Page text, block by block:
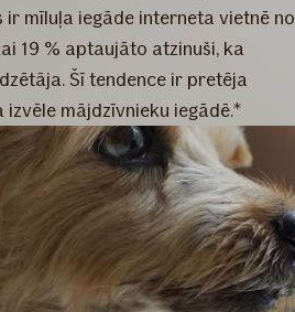
mīluļa iegāde interneta vietnē no
19 % aptaujāto atzinuši, ka
Šī tendence ir pretēja
mājdzīvnieku iegādē.*